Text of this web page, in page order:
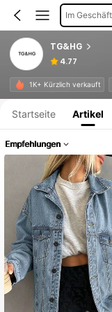
Im
TG&HG
4.77
1K+ Kürzlich verkauft
Produktinformation:
Startseite Artikel
Empfehlungen